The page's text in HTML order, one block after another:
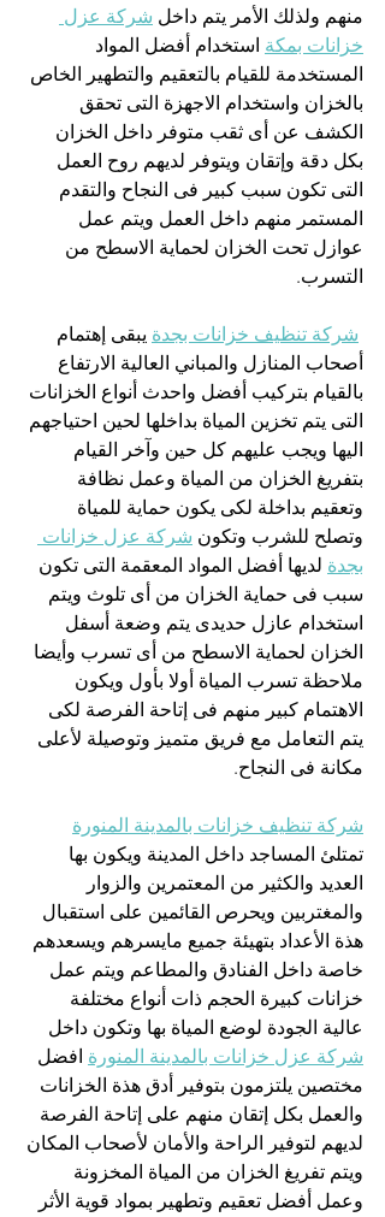
منهم ولذلك الأمر يتم داخل شركة عزل
خزانات بمكة استخدام أفضل المواد
المستخدمة للقيام بالتعقيم والتطهير الخاص
بالخزان واستخدام الاجهزة التى تحقق
الكشف عن أى ثقب متوفر داخل الخزان
بكل دقة وإتقان ويتوفر لديهم روح العمل
التى تكون سبب كبير فى النجاح والتقدم
المستمر منهم داخل العمل ويتم عمل
عوازل تحت الخزان لحماية الاسطح من
التسرب.
شركة تنظيف خزانات بجدة يبقى إهتمام
أصحاب المنازل والمباني العالية الارتفاع
بالقيام بتركيب أفضل واحدث أنواع الخزانات
التى يتم تخزين المياة بداخلها لحين احتياجهم
اليها ويجب عليهم كل حين وآخر القيام
بتفريغ الخزان من المياة وعمل نظافة
وتعقيم بداخلة لكى يكون حماية للمياة
وتصلح للشرب وتكون شركة عزل خزانات
بجدة لديها أفضل المواد المعقمة التى تكون
سبب فى حماية الخزان من أى تلوث ويتم
استخدام عازل حديدى يتم وضعة أسفل
الخزان لحماية الاسطح من أى تسرب وأيضا
ملاحظة تسرب المياة أولا بأول ويكون
الاهتمام كبير منهم فى إتاحة الفرصة لكى
يتم التعامل مع فريق متميز وتوصيلة لأعلى
مكانة فى النجاح.
شركة تنظيف خزانات بالمدينة المنورة
تمتلئ المساجد داخل المدينة ويكون بها
العديد والكثير من المعتمرين والزوار
والمغتربين ويحرص القائمين على استقبال
هذة الأعداد بتهيئة جميع مايسرهم ويسعدهم
خاصة داخل الفنادق والمطاعم ويتم عمل
خزانات كبيرة الحجم ذات أنواع مختلفة
عالية الجودة لوضع المياة بها وتكون داخل
شركة عزل خزانات بالمدينة المنورة افضل
مختصين يلتزمون بتوفير أدق هذة الخزانات
والعمل بكل إتقان منهم على إتاحة الفرصة
لديهم لتوفير الراحة والأمان لأصحاب المكان
ويتم تفريغ الخزان من المياة المخزونة
وعمل أفضل تعقيم وتطهير بمواد قوية الأثر